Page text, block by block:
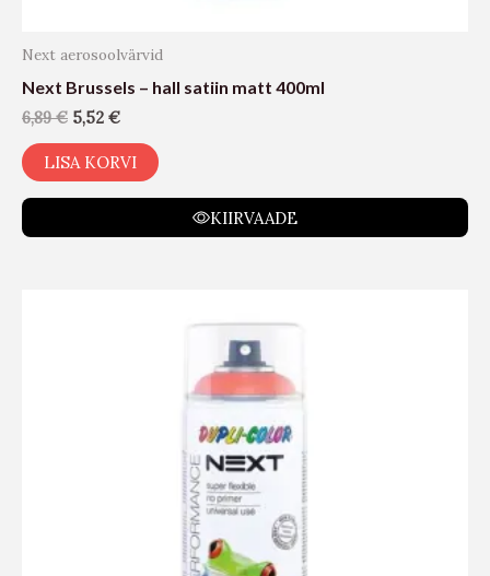
Next aerosoolvärvid
Next Brussels – hall satiin matt 400ml
6,89€ 5,52 €
LISA KORVI
KIIRVAADE